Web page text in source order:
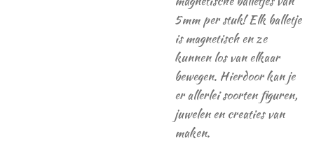
5mm per stuk! Elk balletje
is magnetisch en ze
kunnen los van elkaar
bewegen. Hierdoor kan je
er allerlei soorten figuren,
juwelen en creaties van
maken.